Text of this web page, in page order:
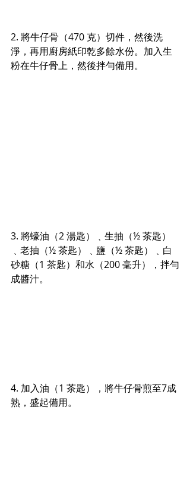
2. 將牛仔骨（470 克）切件，然後洗
淨，再用廚房紙印乾多餘水份。加入生
粉在牛仔骨上，然後拌勻備用。
3. 將蠔油（2 湯匙）﹑生抽（½ 茶匙）
﹑老抽（½ 茶匙）﹑鹽（½ 茶匙）﹑白
砂糖（1 茶匙）和水（200 毫升），拌勻
成醬汁。
4. 加入油（1 茶匙），將牛仔骨煎至7成
熟，盛起備用。